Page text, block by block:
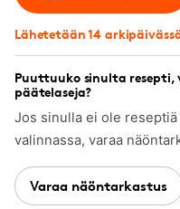
Lähetetään 14
Puuttuuko sinulta
päätelaseja?
Jos sinulla ei ole
valinnassa, varaa
Varaa näöntarkastus